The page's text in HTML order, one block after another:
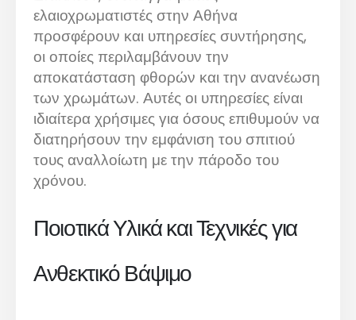
ελαιοχρωματιστές στην Αθήνα
προσφέρουν και υπηρεσίες συντήρησης,
οι οποίες περιλαμβάνουν την
αποκατάσταση φθορών και την ανανέωση
των χρωμάτων. Αυτές οι υπηρεσίες είναι
ιδιαίτερα χρήσιμες για όσους επιθυμούν να
διατηρήσουν την εμφάνιση του σπιτιού
τους αναλλοίωτη με την πάροδο του
χρόνου.
Ποιοτικά Υλικά και Τεχνικές για
Ανθεκτικό Βάψιμο